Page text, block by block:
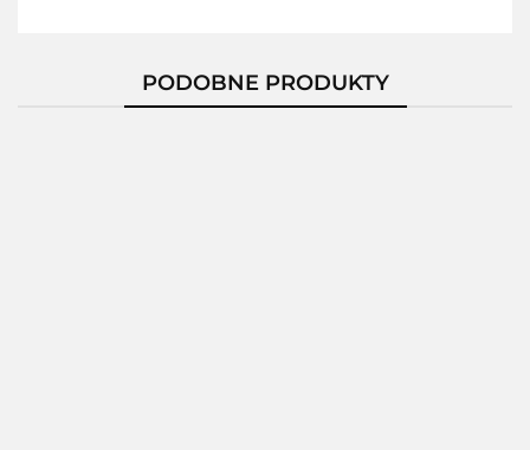
PODOBNE PRODUKTY